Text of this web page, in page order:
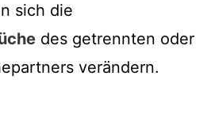
sich die
des getrennten oder
verändern.